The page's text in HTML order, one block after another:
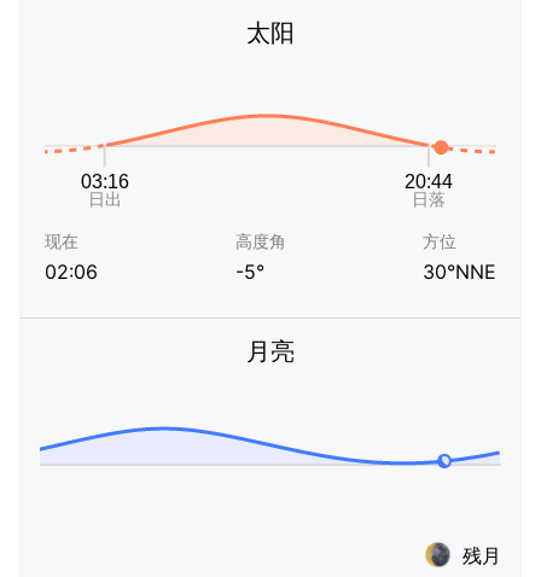
太阳
现在
02:06
高度角
-5°
方位
30°NNE
月亮
残月